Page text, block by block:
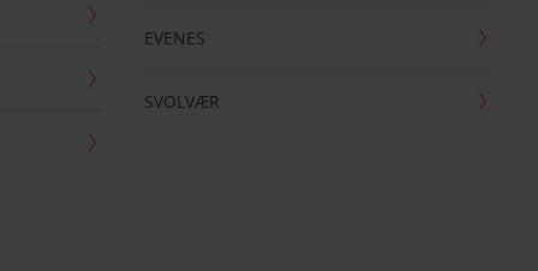
EVENES
SVOLVÆR